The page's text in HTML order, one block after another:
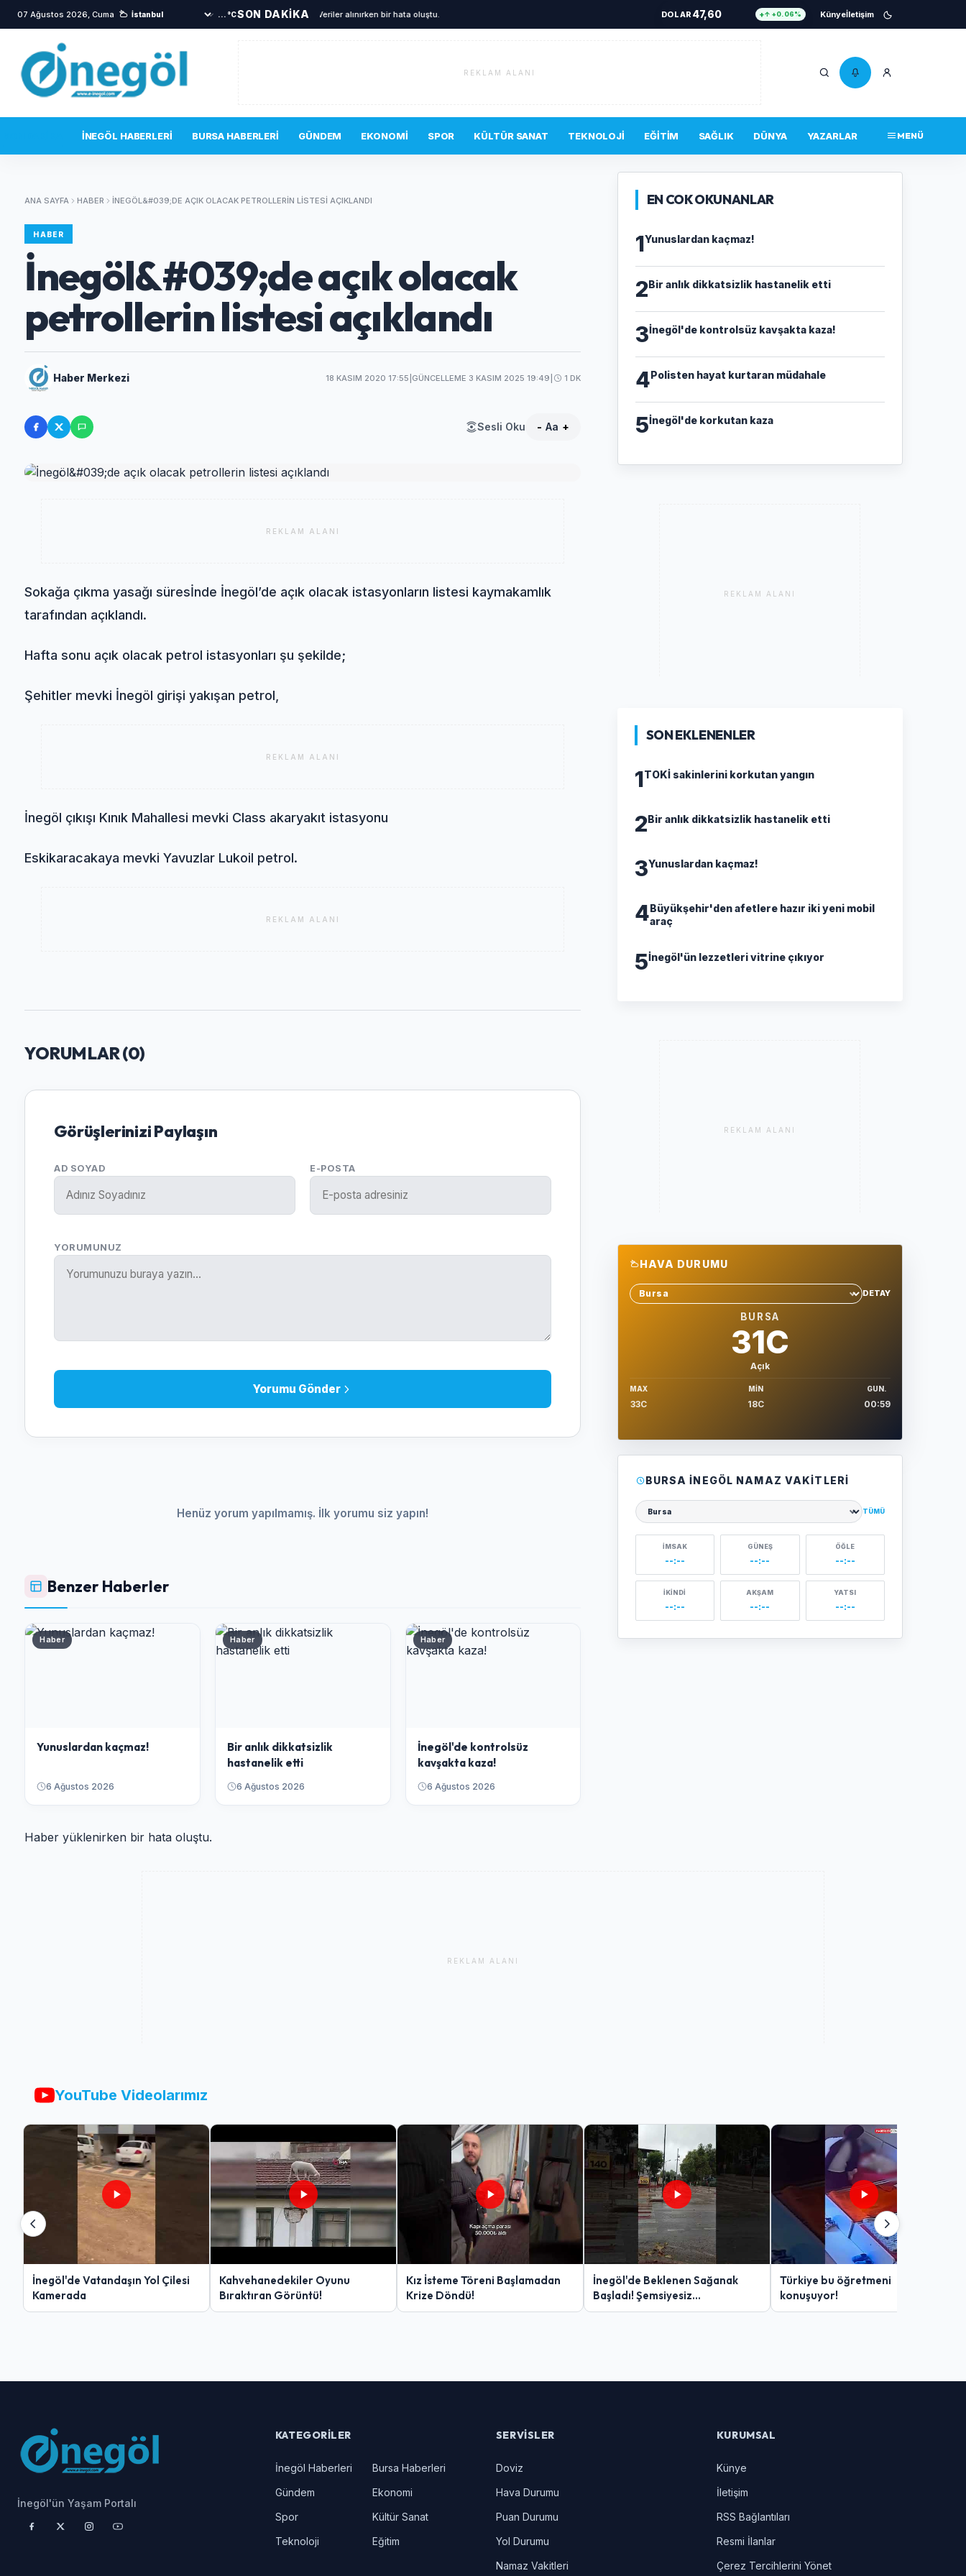
07 Ağustos 2026, Cuma ...°CSON DAKİKA Veriler alınırken bir hata oluştu. DOLAR 47,60 ↑ +0.06% Künyeİletişim
REKLAM ALANI
İNEGÖL HABERLERI BURSA HABERLERI GÜNDEM EKONOMI SPOR KÜLTÜR SANAT TEKNOLOJI EĞITIM SAĞLIK DÜNYA YAZARLAR MENÜ
ANA SAYFA HABER İNEGÖL&#039;DE AÇIK OLACAK PETROLLERIN LISTESI AÇIKLANDI
HABER
İnegöl&#039;de açık olacak
petrollerin listesi açıklandı
Haber Merkezi 18 KASIM 2020 17:55 GÜNCELLEME 3 KASIM 2025 19:49 1 DK
Sesli Oku - Aa +
REKLAM ALANI
Sokağa çıkma yasağı süresİnde İnegöl’de açık olacak istasyonların listesi kaymakamlık
tarafından açıklandı.
Hafta sonu açık olacak petrol istasyonları şu şekilde;
Şehitler mevki İnegöl girişi yakışan petrol,
REKLAM ALANI
İnegöl çıkışı Kınık Mahallesi mevki Class akaryakıt istasyonu
Eskikaracakaya mevki Yavuzlar Lukoil petrol.
REKLAM ALANI
YORUMLAR (0)
Görüşlerinizi Paylaşın
AD SOYAD E-POSTA
YORUMUNUZ
Yorumu Gönder
Henüz yorum yapılmamış. İlk yorumu siz yapın!
Benzer Haberler
Haber
Yunuslardan kaçmaz!
6 Ağustos 2026
Haber
Bir anlık dikkatsizlik
hastanelik etti
6 Ağustos 2026
Haber
İnegöl'de kontrolsüz
kavşakta kaza!
6 Ağustos 2026
Haber yüklenirken bir hata oluştu.
EN COK OKUNANLAR
1Yunuslardan kaçmaz!
2Bir anlık dikkatsizlik hastanelik etti
3İnegöl'de kontrolsüz kavşakta kaza!
4Polisten hayat kurtaran müdahale
5İnegöl'de korkutan kaza
REKLAM ALANI
SON EKLENENLER
1TOKİ sakinlerini korkutan yangın
2Bir anlık dikkatsizlik hastanelik etti
3Yunuslardan kaçmaz!
4Büyükşehir'den afetlere hazır iki yeni mobil
araç
5İnegöl'ün lezzetleri vitrine çıkıyor
REKLAM ALANI
HAVA DURUMU
Sehir sec
DETAY
BURSA
31C
Açık
MAX
33C
MIN
18C
GUN.
00:59
BURSA İNEGÖL NAMAZ VAKITLERI
Şehir seçin
TÜMÜ
İMSAK
--:--
GÜNEŞ
--:--
ÖĞLE
--:--
İKINDI
--:--
AKŞAM
--:--
YATSI
--:--
REKLAM ALANI
YouTube Videolarımız
İnegöl'de Vatandaşın Yol Çilesi
Kamerada
Kahvehanedekiler Oyunu
Bıraktıran Görüntü!
Kız İsteme Töreni Başlamadan
Krize Döndü!
İnegöl'de Beklenen Sağanak
Başladı! Şemsiyesiz
Yakalananlar Zor Anlar Yaşadı
Türkiye bu öğretmeni
konuşuyor!
İnegöl'ün Yaşam Portalı
KATEGORILER
İnegöl Haberleri
Bursa Haberleri
Gündem
Ekonomi
Spor
Kültür Sanat
Teknoloji
Eğitim
SERVISLER
Doviz
Hava Durumu
Puan Durumu
Yol Durumu
Namaz Vakitleri
KURUMSAL
Künye
İletişim
RSS Bağlantıları
Resmi İlanlar
Çerez Tercihlerini Yönet